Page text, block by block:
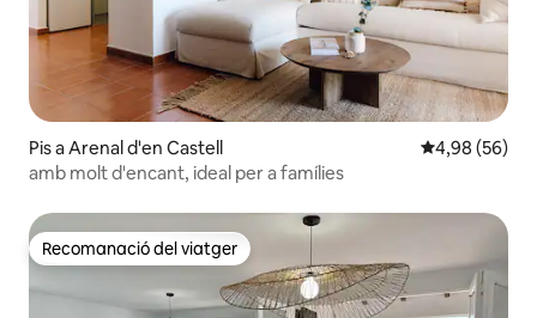
Pis a Arenal d'en Castell 4,98 de
4,98 (56)
amb molt d'encant, ideal per a famílies
Recomanació del viatger
Recomanació del viatger